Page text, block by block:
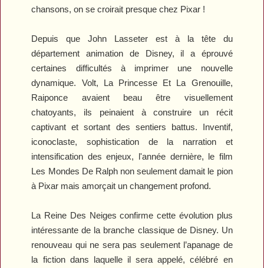
chansons, on se croirait presque chez Pixar !
Depuis que John Lasseter est à la tête du
département animation de Disney, il a éprouvé
certaines difficultés à imprimer une nouvelle
dynamique. Volt, La Princesse Et La Grenouille,
Raiponce avaient beau être visuellement
chatoyants, ils peinaient à construire un récit
captivant et sortant des sentiers battus. Inventif,
iconoclaste, sophistication de la narration et
intensification des enjeux, l'année dernière, le film
Les Mondes De Ralphnon seulement damait le pion
à Pixar mais amorçait un changement profond.
La Reine Des Neiges confirme cette évolution plus
intéressante de la branche classique de Disney. Un
renouveau qui ne sera pas seulement l’apanage de
la fiction dans laquelle il sera appelé, célébré en